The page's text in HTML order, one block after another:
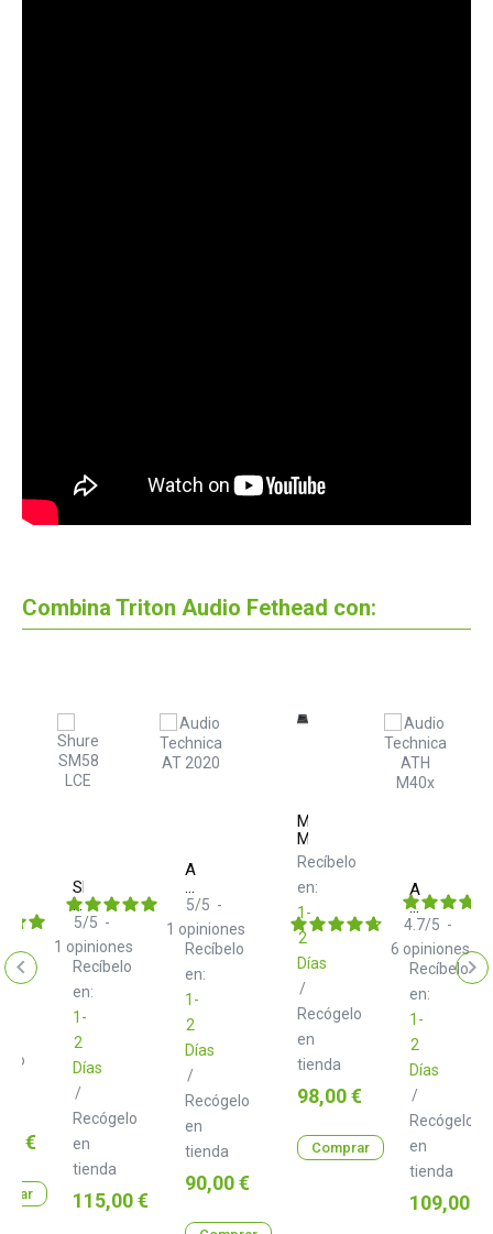
Combina Triton Audio Fethead con:
€
Shure
SM58
LCE
Recíbelo
en:
1-
2
Días
/
Recógelo
en
tienda
5/5 -
1 opiniones
Precio
115,00 €
Audio
Technica
AT
2020
Recíbelo
en:
1-
2
Días
/
Recógelo
en
tienda
5/5 -
1 opiniones
Precio
90,00 €
Mackie
MIX8
Recíbelo
en:
1-
2
Días
/
Recógelo
en
tienda
Precio
98,00 €
Comprar
Audio
Technica
ATH
M40x
Recíbelo
en:
1-
2
Días
/
Recógelo
en
tienda
4.7/5 -
6 opiniones
Precio
109,00 €